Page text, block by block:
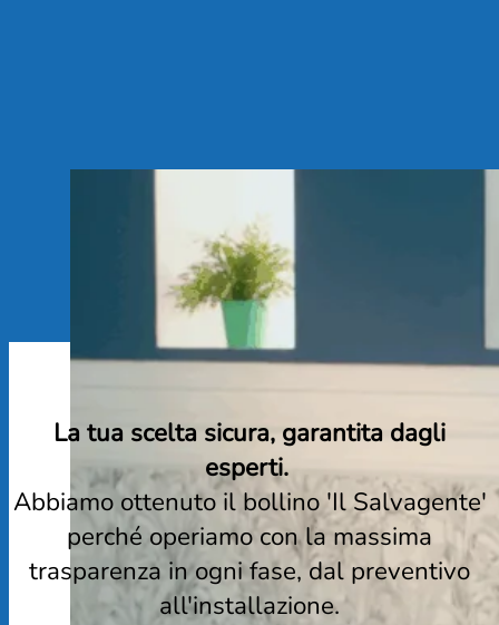
La tua scelta sicura, garantita dagli
esperti.
Abbiamo ottenuto il bollino 'Il Salvagente'
perché operiamo con la massima
trasparenza in ogni fase, dal preventivo
all'installazione.